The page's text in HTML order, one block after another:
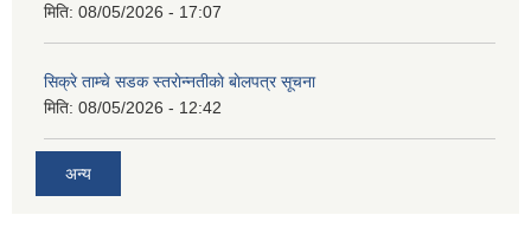
मिति: 08/05/2026 - 17:07
सिक्रे ताम्चे सडक स्तराेन्नतीकाे बाेलपत्र सूचना
मिति: 08/05/2026 - 12:42
अन्य